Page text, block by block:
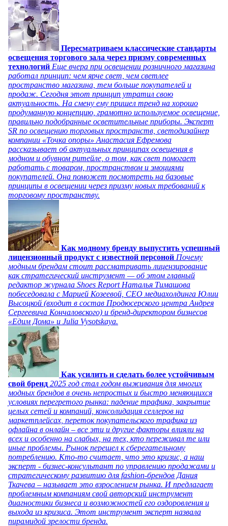
Пересматриваем классические стандарты
освещения торгового зала через призму современных
технологий Еще вчера при освещении розничного магазина
работал принцип: чем ярче свет, чем светлее
пространство магазина, тем больше покупателей и
продаж. Сегодня этот принцип утратил свою
актуальность. На смену ему пришел тренд на хорошо
продуманную концепцию, грамотно используемое освещение,
правильно подобранные осветительные приборы. Эксперт
SR по освещению торговых пространств, светодизайнер
компании «Точка опоры» Анастасия Ефремова
рассказывает об актуальных принципах освещения в
модном и обувном ритейле, о том, как свет помогает
работать с товаром, пространством и эмоциями
покупателей. Она поможет посмотреть на базовые
принципы в освещении через призму новых требований к
торговому пространству.
Как модному бренду выпустить успешный
лицензионный продукт с известной персоной Почему
модным брендам стоит рассматривать лицензирование
как стратегический инструмент — об этом главный
редактор журнала Shoes Report Наталья Тимашова
побеседовала с Марией Козеевой, СЕО медиахолдинга Юлии
Высоцкой (входит в состав Продюсерского центра Андрея
Сергеевича Кончаловского) и бренд-директором бизнесов
«Едим Дома» и Julia Vysotskaya.
Как усилить и сделать более устойчивым
свой бренд 2025 год стал годом выживания для многих
модных брендов в очень непростых и быстро меняющихся
условиях перегретого рынка: падение трафика, закрытие
целых сетей и компаний, консолидация селлеров на
маркетплейсах, переток покупательского трафика из
офлайна в онлайн – все эти и другие факторы влияли на
всех и особенно на слабых, на тех, кто переживал те или
иные проблемы. Рынок перешел к сберегательному
потреблению. Кто-то считает, что это кризис, а наш
эксперт - бизнес-консультант по управлению продажами и
стратегическому развитию для fashion-брендов Дания
Ткачева – называет это взрослением рынка. И предлагает
проблемным компаниям свой авторский инструмент
диагностики бизнеса и возможностей его оздоровления и
выхода из кризиса. Этот инструмент эксперт назвала
пирамидой зрелости бренда.